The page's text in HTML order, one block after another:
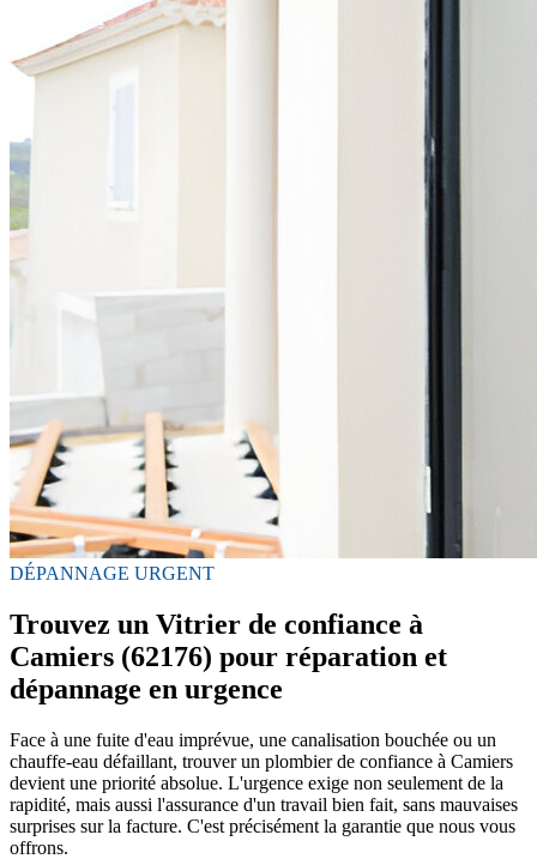
DÉPANNAGE URGENT
Trouvez un Vitrier de confiance à
Camiers (62176) pour réparation et
dépannage en urgence
Face à une fuite d'eau imprévue, une canalisation bouchée ou un
chauffe-eau défaillant, trouver un plombier de confiance à Camiers
devient une priorité absolue. L'urgence exige non seulement de la
rapidité, mais aussi l'assurance d'un travail bien fait, sans mauvaises
surprises sur la facture. C'est précisément la garantie que nous vous
offrons.